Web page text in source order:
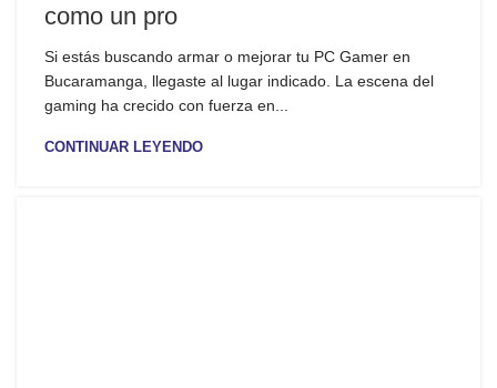
como un pro
Si estás buscando armar o mejorar tu PC Gamer en
Bucaramanga, llegaste al lugar indicado. La escena del
gaming ha crecido con fuerza en...
CONTINUAR LEYENDO